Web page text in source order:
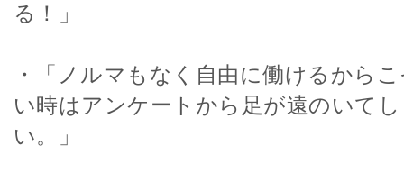
る！」
・「ノルマもなく自由に働けるから
い時はアンケートから足が遠のいて
い。」